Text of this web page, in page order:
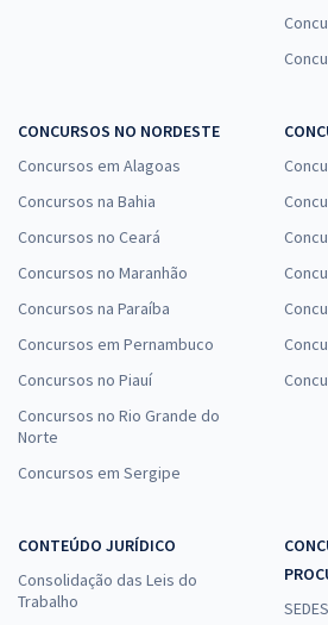
CONCURSOS NO NORDESTE
Concursos em Alagoas
Concursos na Bahia
Concursos no Ceará
Concursos no Maranhão
Concursos na Paraíba
Concursos em Pernambuco
Concursos no Piauí
Concursos no Rio Grande do
Norte
Concursos em Sergipe
CONTEÚDO JURÍDICO
Consolidação das Leis do
Trabalho
SEDES